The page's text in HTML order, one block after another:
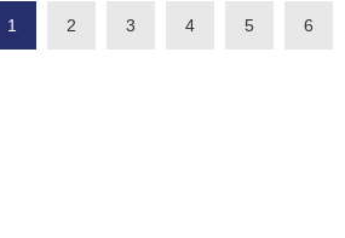
1 2 3 4 5 6